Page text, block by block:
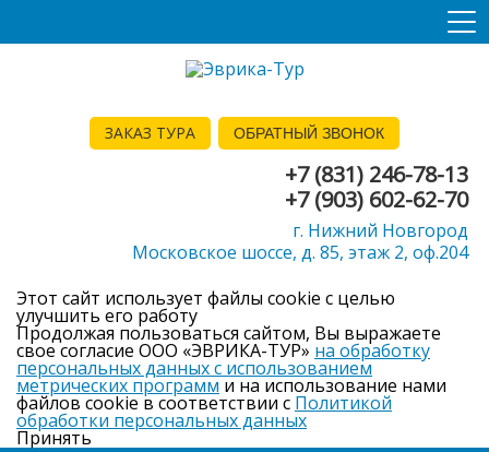
ЗАКАЗ ТУРА ОБРАТНЫЙ ЗВОНОК
+7 (831) 246-78-13
+7 (903) 602-62-70
г. Нижний Новгород
Московское шоссе, д. 85, этаж 2, оф.204
Этот сайт использует файлы cookie с целью
улучшить его работу
Продолжая пользоваться сайтом, Вы выражаете
свое согласие ООО «ЭВРИКА-ТУР» на обработку
персональных данных с использованием
метрических программ и на использование нами
файлов cookie в соответствии с Политикой
обработки персональных данных
Принять